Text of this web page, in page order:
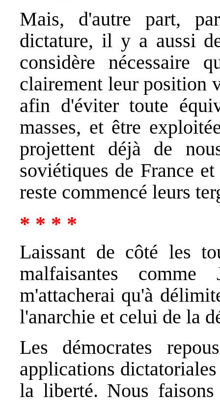
Mais, d'autre part,
dictature, il y a aussi
considère nécessaire
clairement leur position
afin d'éviter toute
masses, et être
projettent déjà de
soviétiques de France
reste commencé leurs
* * * *
Laissant de côté les
malfaisantes
m'attacherai qu'à
l'anarchie et celui de la
Les démocrates
applications
la liberté. Nous